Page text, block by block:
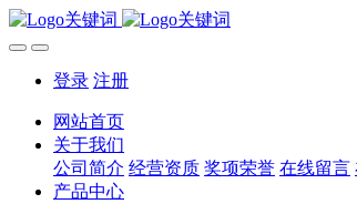
登录 注册
网站首页
关于我们
公司简介 经营资质 奖项荣誉 在线留言
产品中心